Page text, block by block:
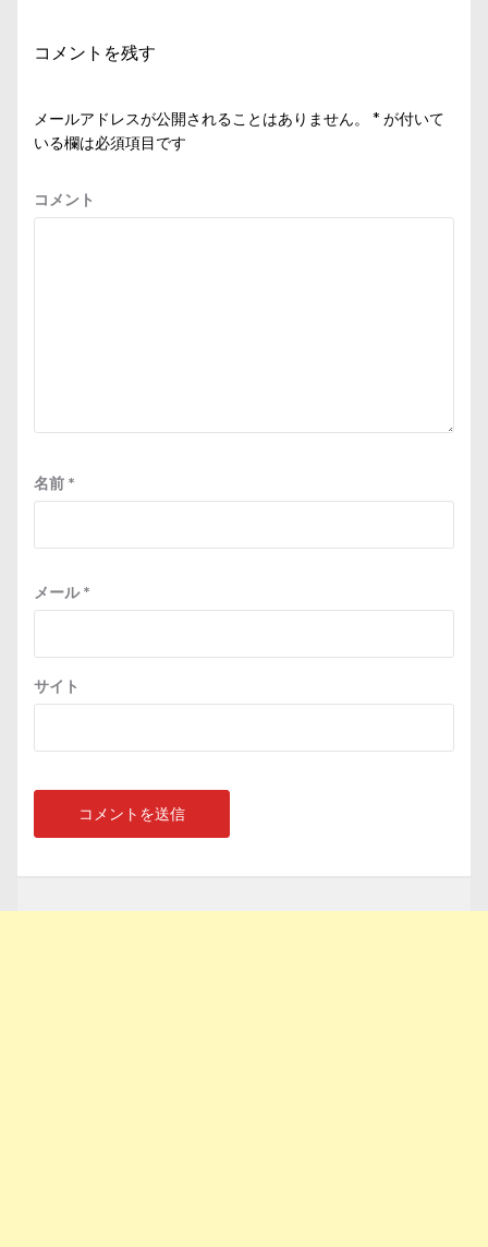
ョ
コメントを残す
メールアドレスが公開されることはありません。 * が付いて
いる欄は必須項目です
コメント
名前 *
メール*
サイト